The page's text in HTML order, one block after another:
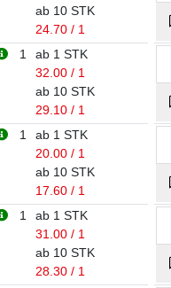
ab 10 STK
24.70 / 1
1
ab 1 STK
32.00 / 1
ab 10 STK
29.10 / 1
1
ab 1 STK
20.00 / 1
ab 10 STK
17.60 / 1
1
ab 1 STK
31.00 / 1
ab 10 STK
28.30 / 1